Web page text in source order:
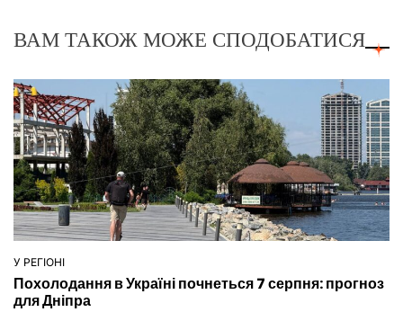
ВАМ ТАКОЖ МОЖЕ СПОДОБАТИСЯ
ОПУБЛІКУВАТИ
У РЕГІОНІ
Похолодання в Україні почнеться 7 серпня: прогноз
для Дніпра